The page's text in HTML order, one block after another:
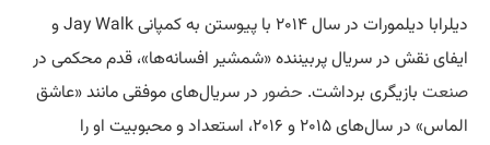
دیلرابا دیلمورات در سال ۲۰۱۴ با پیوستن به کمپانی Jay Walk و
ایفای نقش در سریال پربیننده «شمشیر افسانه‌ها»، قدم محکمی در
صنعت بازیگری برداشت. حضور در سریال‌های موفقی مانند «عاشق
الماس» در سال‌های ۲۰۱۵ و ۲۰۱۶، استعداد و محبوبیت او را